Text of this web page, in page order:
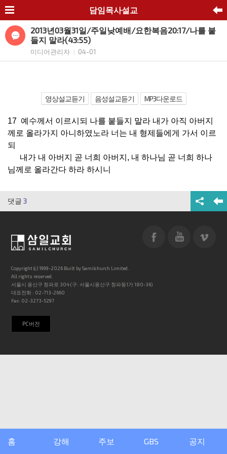
담임목사설교
2013년03월31일/주일낮예배/요한복음20:17/나를 붙
들지 말라(43:55)
미디어관리자 04-01
영상설교듣기 음성설교듣기 MP3다운로드
17 예수께서 이르시되 나를 붙들지 말라 내가 아직 아버지
께로 올라가지 아니하였노라 너는 내 형제들에게 가서 이르
되
내가 내 아버지 곧 너희 아버지, 내 하나님 곧 너희 하나
님께로 올라간다 하라 하시니
댓글 3
홈 강해 주보 GBS 공지
Copyright (c) 1999-2026 Built by Samilchurch Limited.
All rights reserved.
서울시 용산구 청파로 304 (구: 서울시용산구 청파동1가 180-36)
대표전화 : 02-713-2660
Fax: 02-3273-5297
PC버전